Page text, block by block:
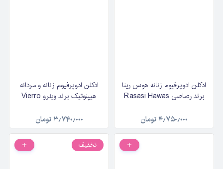
ادکلن ادوپرفیوم زنانه هوس رینا
برند رصاصی Rasasi Hawas
۴٫۷۵۰٫۰۰۰تومان
ادکلن ادوپرفیوم زنانه و مردانه
هیپنوتیک برند ویئرو Vierro
۳٫۷۴۰٫۰۰۰تومان
تخفیف